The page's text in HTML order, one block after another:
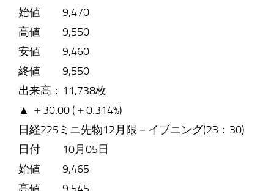
始値 9,470
高値 9,550
安値 9,460
終値 9,550
出来高：11,738枚
▲ ＋30.00 (＋0.314%)
日経225ミニ先物12月限－イブニング(23：30)
日付 10月05日
始値 9,465